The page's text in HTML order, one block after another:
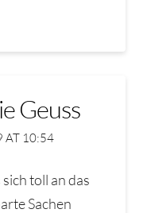
Geuss
AT 10:54
toll an das
Sachen